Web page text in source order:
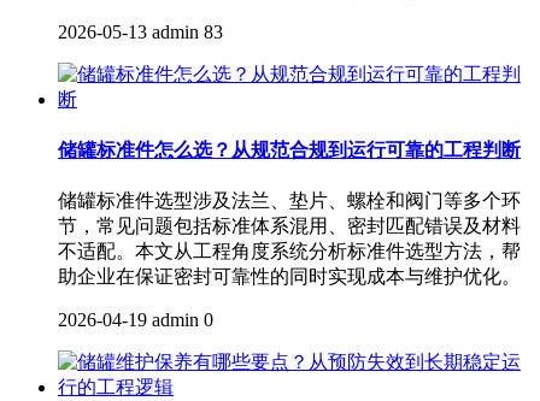
2026-05-13 admin 83
储罐标准件怎么选？从规范合规到运行可靠的工程判断
储罐标准件选型涉及法兰、垫片、螺栓和阀门等多个环
节，常见问题包括标准体系混用、密封匹配错误及材料
不适配。本文从工程角度系统分析标准件选型方法，帮
助企业在保证密封可靠性的同时实现成本与维护优化。
2026-04-19 admin 0